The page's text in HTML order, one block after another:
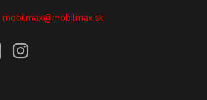
mobilmax@mobilmax.sk